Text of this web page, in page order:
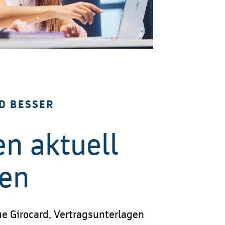
BESSER
aktuell
Girocard, Vertragsunterlagen